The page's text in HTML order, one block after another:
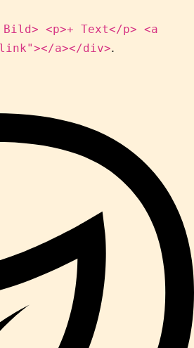
Bild> <p>+ Text</p> <a
a></div>.